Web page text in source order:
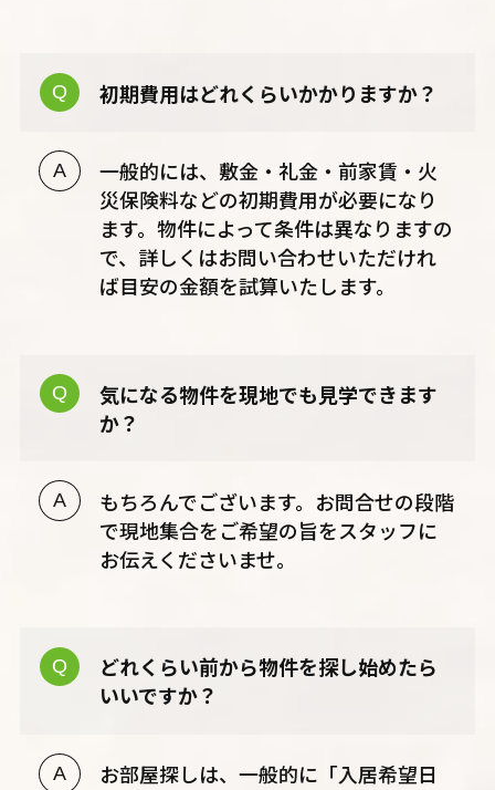
初期費用はどれくらいかかりますか？
一般的には、敷金・礼金・前家賃・火
災保険料などの初期費用が必要になり
ます。物件によって条件は異なりますの
で、詳しくはお問い合わせいただけれ
ば目安の金額を試算いたします。
気になる物件を現地でも見学できます
か？
もちろんでございます。お問合せの段階
で現地集合をご希望の旨をスタッフに
お伝えくださいませ。
どれくらい前から物件を探し始めたら
いいですか？
お部屋探しは、一般的に「入居希望日